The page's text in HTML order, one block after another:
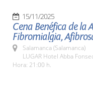
15/11/2025
Cena Benéfica de la
Fibromialgia,
Salamanca (Salamanca)
LUGAR Hotel Abba
Hora: 21:00 h.